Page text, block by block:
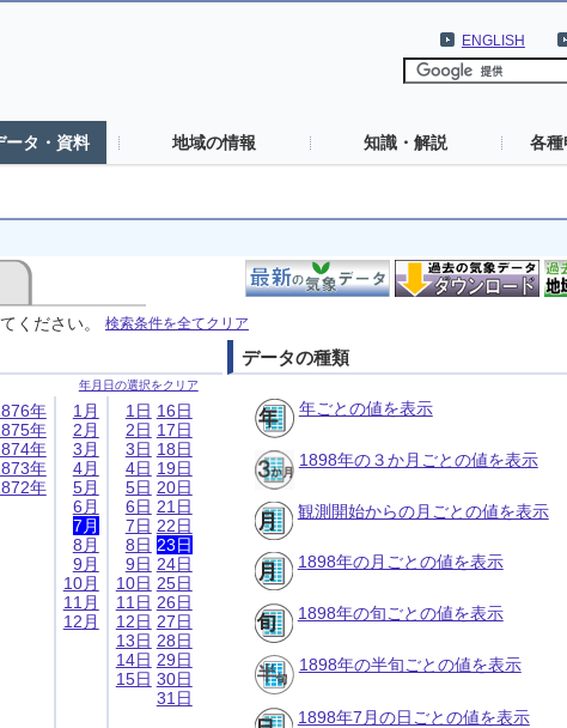
ENGLISH
ータ・資料 地域の情報 知識・解説 各種
ください。 検索条件を全てクリア
年月日の選択をクリア
年
年
年
年
年
1月
2月
3月
4月
5月
6月
7月
8月
9月
10月
11月
12月
1日
2日
3日
4日
5日
6日
7日
8日
9日
10日
11日
12日
13日
14日
15日
16日
17日
18日
19日
20日
21日
22日
23日
24日
25日
26日
27日
28日
29日
30日
31日
データの種類
年ごとの値を表示
1898年の３か月ごとの値を表示
観測開始からの月ごとの値を表示
1898年の月ごとの値を表示
1898年の旬ごとの値を表示
1898年の半旬ごとの値を表示
1898年7月の日ごとの値を表示